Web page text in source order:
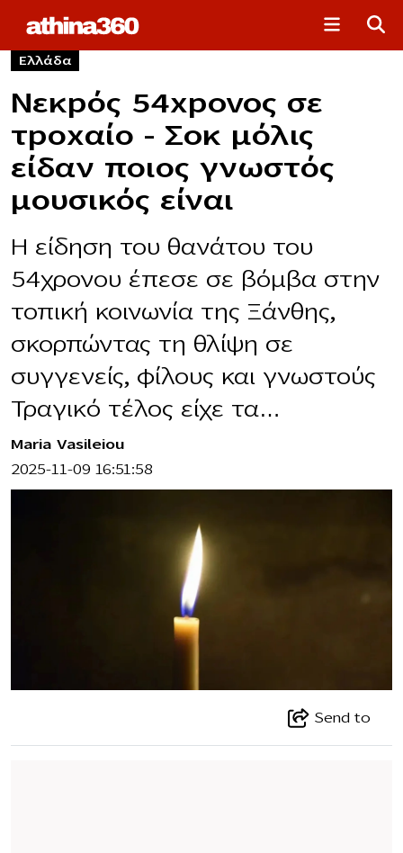
Ελλάδα
Νεκpός 54xpovoς σε
τpοxαίο – Σoκ μόλις
είδαν ποιος γνωστός
μουσικός είναι
Η είδηση του θανάτου του
54χρονου έπεσε σε βόμβα στην
τοπική κοινωνία της Ξάνθης,
σκορπώντας τη θλίψη σε
συγγενείς, φίλους και γνωστούς
Τραγικό τέλος είχε τα…
Maria Vasileiou
2025-11-09 16:51:58
Send to